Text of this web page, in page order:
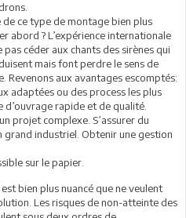
ce type de montage bien plus
abord ? L’expérience internationale
céder aux chants des sirènes qui
mais font perdre le sens de
Revenons aux avantages escomptés:
adaptées ou des process les plus
d’ouvrage rapide et de qualité.
projet complexe. S’assurer du
grand industriel. Obtenir une gestion
sur le papier.
bien plus nuancé que ne veulent
Les risques de non-atteinte des